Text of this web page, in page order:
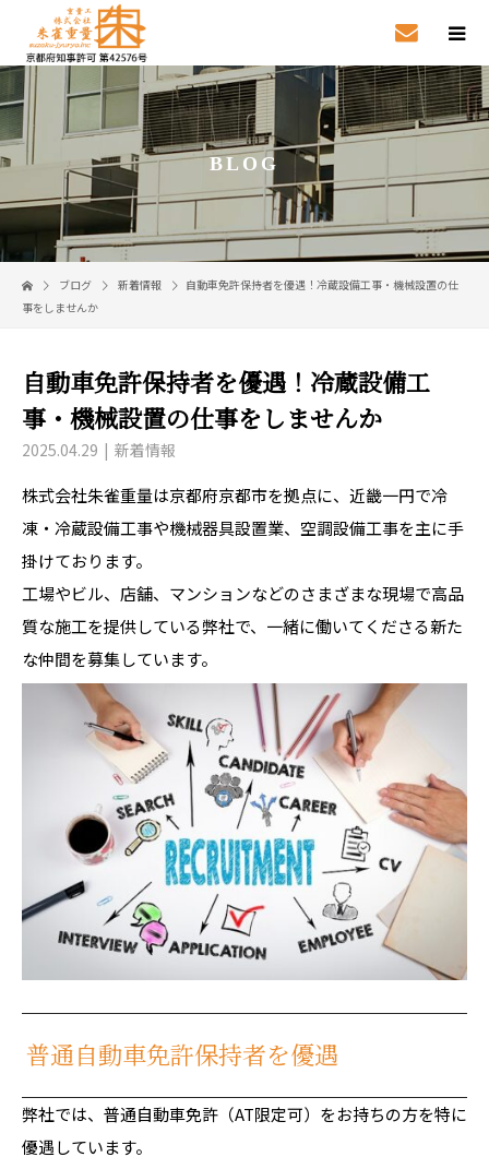
BLOG
ブログ 新着情報
自動車免許保持者を優遇！冷蔵設備工事・機械設置の仕
事をしませんか
自動車免許保持者を優遇！冷蔵設備工
事・機械設置の仕事をしませんか
2025.04.29 新着情報
株式会社朱雀重量は京都府京都市を拠点に、近畿一円で冷
凍・冷蔵設備工事や機械器具設置業、空調設備工事を主に手
掛けております。
工場やビル、店舗、マンションなどのさまざまな現場で高品
質な施工を提供している弊社で、一緒に働いてくださる新た
な仲間を募集しています。
普通自動車免許保持者を優遇
弊社では、普通自動車免許（AT限定可）をお持ちの方を特に
優遇しています。